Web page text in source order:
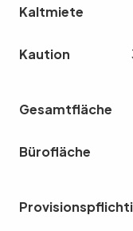
Kaltmiete
Kaution
Gesamtfläche
Bürofläche